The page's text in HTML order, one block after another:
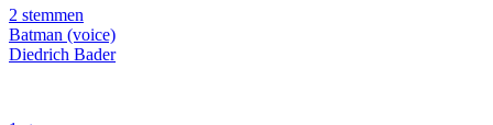
2 stemmen
Batman (voice)
Diedrich Bader